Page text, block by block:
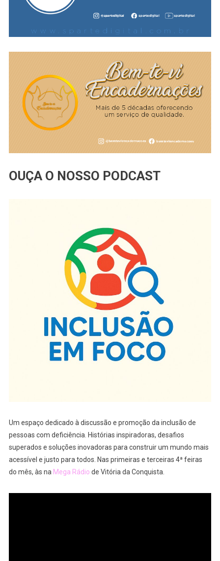
OUÇA O NOSSO PODCAST
Um espaço dedicado à discussão e promoção da inclusão de
pessoas com deficiência. Histórias inspiradoras, desafios
superados e soluções inovadoras para construir um mundo mais
acessível e justo para todos. Nas primeiras e terceiras 4ª feiras
do mês, às na Mega Rádio de Vitória da Conquista.